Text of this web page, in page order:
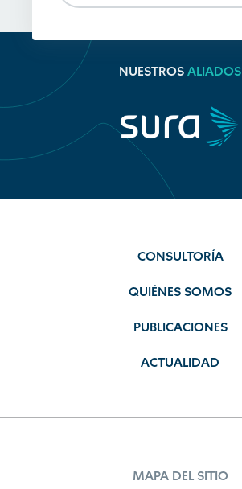
NUESTROS ALIADOS
CONSULTORÍA
QUIÉNES SOMOS
PUBLICACIONES
ACTUALIDAD
MAPA DEL SITIO